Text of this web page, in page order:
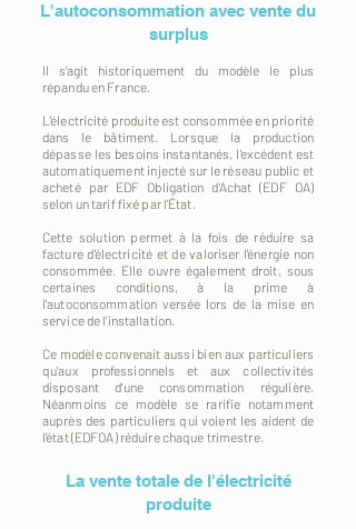
L'autoconsommation avec vente du
surplus
Il s'agit historiquement du modèle le plus
répandu en France.
L'électricité produite est consommée en priorité
dans le bâtiment. Lorsque la production
dépasse les besoins instantanés, l'excédent est
automatiquement injecté sur le réseau public et
acheté par EDF Obligation d'Achat (EDF OA)
selon un tarif fixé par l'État.
Cette solution permet à la fois de réduire sa
facture d'électricité et de valoriser l'énergie non
consommée. Elle ouvre également droit, sous
certaines conditions, à la prime à
l'autoconsommation versée lors de la mise en
service de l'installation.
Ce modèle convenait aussi bien aux particuliers
qu'aux professionnels et aux collectivités
disposant d'une consommation régulière.
Néanmoins ce modèle se rarifie notamment
auprès des particuliers qui voient les aident de
l'état (EDFOA) réduire chaque trimestre.
La vente totale de l'électricité
produite